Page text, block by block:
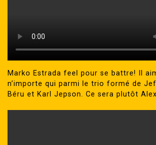
Marko Estrada feel pour se battre! Il
n’importe qui parmi le trio formé de
Béru et Karl Jepson. Ce sera plutôt